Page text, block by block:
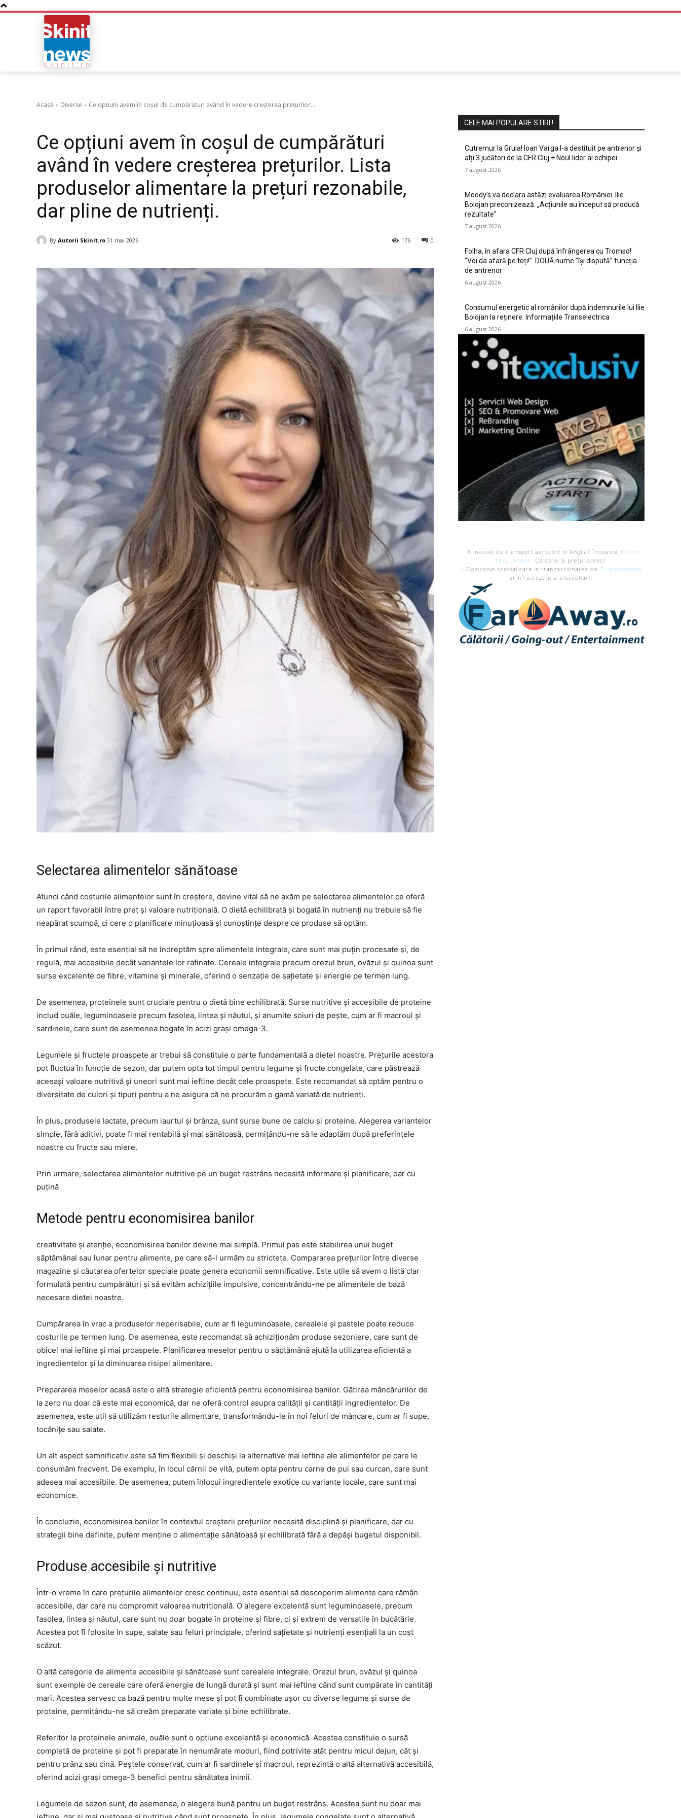
Acasă Diverse Ce opțiuni avem în coșul de cumpărături având în vedere creșterea prețurilor....
Ce opțiuni avem în coșul de cumpărături
având în vedere creșterea prețurilor. Lista
produselor alimentare la prețuri rezonabile,
dar pline de nutrienți.
By Autorii Skinit.ro 31 mai 2026 0
176
Selectarea alimentelor sănătoase
Atunci când costurile alimentelor sunt în creștere, devine vital să ne axăm pe selectarea alimentelor ce oferă
un raport favorabil între preț și valoare nutrițională. O dietă echilibrată și bogată în nutrienți nu trebuie să fie
neapărat scumpă, ci cere o planificare minuțioasă și cunoștințe despre ce produse să optăm.
În primul rând, este esențial să ne îndreptăm spre alimentele integrale, care sunt mai puțin procesate și, de
regulă, mai accesibile decât variantele lor rafinate. Cereale integrale precum orezul brun, ovăzul și quinoa sunt
surse excelente de fibre, vitamine și minerale, oferind o senzație de sațietate și energie pe termen lung.
De asemenea, proteinele sunt cruciale pentru o dietă bine echilibrată. Surse nutritive și accesibile de proteine
includ ouăle, leguminoasele precum fasolea, lintea și năutul, și anumite soiuri de pește, cum ar fi macroul și
sardinele, care sunt de asemenea bogate în acizi grași omega-3.
Legumele și fructele proaspete ar trebui să constituie o parte fundamentală a dietei noastre. Prețurile acestora
pot fluctua în funcție de sezon, dar putem opta tot timpul pentru legume și fructe congelate, care păstrează
aceeași valoare nutritivă și uneori sunt mai ieftine decât cele proaspete. Este recomandat să optăm pentru o
diversitate de culori și tipuri pentru a ne asigura că ne procurăm o gamă variată de nutrienți.
În plus, produsele lactate, precum iaurtul și brânza, sunt surse bune de calciu și proteine. Alegerea variantelor
simple, fără aditivi, poate fi mai rentabilă și mai sănătoasă, permițându-ne să le adaptăm după preferințele
noastre cu fructe sau miere.
Prin urmare, selectarea alimentelor nutritive pe un buget restrâns necesită informare și planificare, dar cu
puțină
Metode pentru economisirea banilor
creativitate și atenție, economisirea banilor devine mai simplă. Primul pas este stabilirea unui buget
săptămânal sau lunar pentru alimente, pe care să-l urmăm cu strictețe. Compararea prețurilor între diverse
magazine și căutarea ofertelor speciale poate genera economii semnificative. Este utile să avem o listă clar
formulată pentru cumpărături și să evităm achizițiile impulsive, concentrându-ne pe alimentele de bază
necesare dietei noastre.
Cumpărarea în vrac a produselor neperisabile, cum ar fi leguminoasele, cerealele și pastele poate reduce
costurile pe termen lung. De asemenea, este recomandat să achiziționăm produse sezoniere, care sunt de
obicei mai ieftine și mai proaspete. Planificarea meselor pentru o săptămână ajută la utilizarea eficientă a
ingredientelor și la diminuarea risipei alimentare.
Prepararea meselor acasă este o altă strategie eficientă pentru economisirea banilor. Gătirea mâncărurilor de
la zero nu doar că este mai economică, dar ne oferă control asupra calității și cantității ingredientelor. De
asemenea, este util să utilizăm resturile alimentare, transformându-le în noi feluri de mâncare, cum ar fi supe,
tocănițe sau salate.
Un alt aspect semnificativ este să fim flexibili și deschiși la alternative mai ieftine ale alimentelor pe care le
consumăm frecvent. De exemplu, în locul cărnii de vită, putem opta pentru carne de pui sau curcan, care sunt
adesea mai accesibile. De asemenea, putem înlocui ingredientele exotice cu variante locale, care sunt mai
economice.
În concluzie, economisirea banilor în contextul creșterii prețurilor necesită disciplină și planificare, dar cu
strategii bine definite, putem menține o alimentație sănătoasă și echilibrată fără a depăși bugetul disponibil.
Produse accesibile și nutritive
Într-o vreme în care prețurile alimentelor cresc continuu, este esențial să descoperim alimente care rămân
accesibile, dar care nu compromit valoarea nutrițională. O alegere excelentă sunt leguminoasele, precum
fasolea, lintea și năutul, care sunt nu doar bogate în proteine și fibre, ci și extrem de versatile în bucătărie.
Acestea pot fi folosite în supe, salate sau feluri principale, oferind sațietate și nutrienți esențiali la un cost
scăzut.
O altă categorie de alimente accesibile și sănătoase sunt cerealele integrale. Orezul brun, ovăzul și quinoa
sunt exemple de cereale care oferă energie de lungă durată și sunt mai ieftine când sunt cumpărate în cantități
mari. Acestea servesc ca bază pentru multe mese și pot fi combinate ușor cu diverse legume și surse de
proteine, permițându-ne să creăm preparate variate și bine echilibrate.
Referitor la proteinele animale, ouăle sunt o opțiune excelentă și economică. Acestea constituie o sursă
completă de proteine și pot fi preparate în nenumărate moduri, fiind potrivite atât pentru micul dejun, cât și
pentru prânz sau cină. Peștele conservat, cum ar fi sardinele și macroul, reprezintă o altă alternativă accesibilă,
oferind acizi grași omega-3 benefici pentru sănătatea inimii.
Legumele de sezon sunt, de asemenea, o alegere bună pentru un buget restrâns. Acestea sunt nu doar mai
CELE MAI POPULARE STIRI !
Cutremur la Gruia! Ioan Varga l-a destituit pe antrenor și
alți 3 jucători de la CFR Cluj + Noul lider al echipei
7 august 2026
Moody’s va declara astăzi evaluarea României. Ilie
Bolojan preconizează: „Acțiunile au început să producă
rezultate”
7 august 2026
Folha, în afara CFR Cluj după înfrângerea cu Tromso!
”Voi da afară pe toți!”. DOUĂ nume ”își dispută” funcția
de antrenor
6 august 2026
Consumul energetic al românilor după îndemnurile lui Ilie
Bolojan la reținere: Informațiile Transelectrica
6 august 2026
- Ai nevoie de transport aeroport in Anglia? Încearcă Airport
Taxi London. Calitate la prețul corect.
- Companie specializata in tranzactionarea de Criptomonede
si infrastructura blockchain.